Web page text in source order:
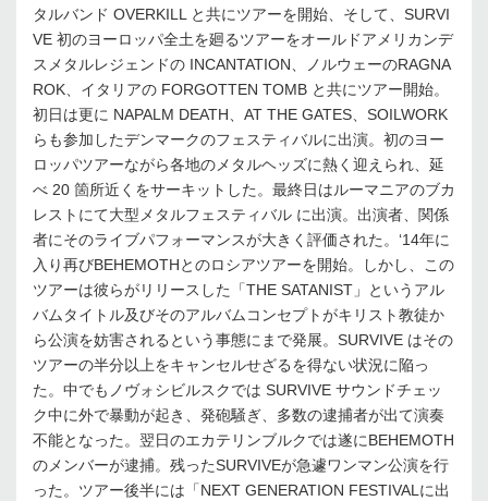
タルバンド OVERKILL と共にツアーを開始、そして、SURVI
VE 初のヨーロッパ全土を廻るツアーをオールドアメリカンデ
スメタルレジェンドの INCANTATION、ノルウェーのRAGNA
ROK、イタリアの FORGOTTEN TOMB と共にツアー開始。
初日は更に NAPALM DEATH、AT THE GATES、SOILWORK
らも参加したデンマークのフェスティバルに出演。初のヨー
ロッパツアーながら各地のメタルヘッズに熱く迎えられ、延
べ 20 箇所近くをサーキットした。最終日はルーマニアのブカ
レストにて大型メタルフェスティバル に出演。出演者、関係
者にそのライブパフォーマンスが大きく評価された。‘14年に
入り再びBEHEMOTHとのロシアツアーを開始。しかし、この
ツアーは彼らがリリースした「THE SATANIST」というアル
バムタイトル及びそのアルバムコンセプトがキリスト教徒か
ら公演を妨害されるという事態にまで発展。SURVIVE はその
ツアーの半分以上をキャンセルせざるを得ない状況に陥っ
た。中でもノヴォシビルスクでは SURVIVE サウンドチェッ
ク中に外で暴動が起き、発砲騒ぎ、多数の逮捕者が出て演奏
不能となった。翌日のエカテリンブルクでは遂にBEHEMOTH
のメンバーが逮捕。残ったSURVIVEが急遽ワンマン公演を行
った。ツアー後半には「NEXT GENERATION FESTIVALに出